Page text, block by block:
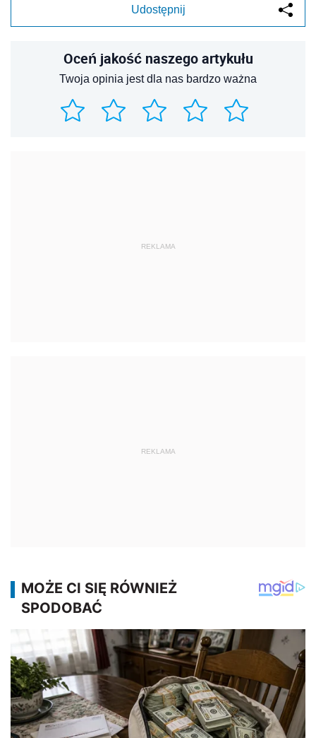
Udostępnij
Oceń jakość naszego artykułu
Twoja opinia jest dla nas bardzo ważna
REKLAMA
REKLAMA